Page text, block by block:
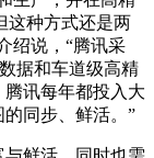
这种方式还是两
绍说，“腾讯采
据和车道级高精
讯每年都投入大
同步、鲜活。”